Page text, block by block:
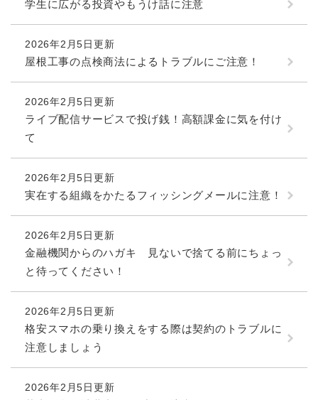
学生に広がる投資やもうけ話に注意
2026年2月5日更新
屋根工事の点検商法によるトラブルにご注意！
2026年2月5日更新
ライブ配信サービスで投げ銭！高額課金に気を付け
て
2026年2月5日更新
実在する組織をかたるフィッシングメールに注意！
2026年2月5日更新
金融機関からのハガキ 見ないで捨てる前にちょっ
と待ってください！
2026年2月5日更新
格安スマホの乗り換えをする際は契約のトラブルに
注意しましょう
2026年2月5日更新